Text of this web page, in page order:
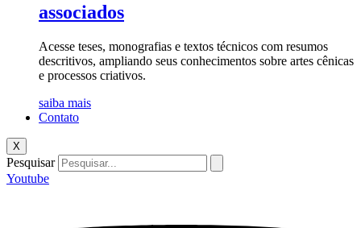
associados
Acesse teses, monografias e textos técnicos com resumos
descritivos, ampliando seus conhecimentos sobre artes cênicas
e processos criativos.
saiba mais
Contato
X
Pesquisar
Youtube